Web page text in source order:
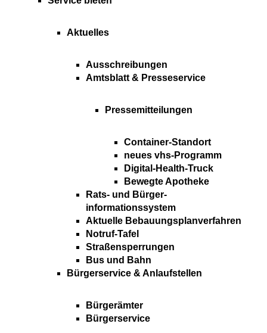
Aktuelles
Ausschreibungen
Amtsblatt & Presseservice
Pressemitteilungen
Container-Standort
neues vhs-Programm
Digital-Health-Truck
Bewegte Apotheke
Rats- und Bürger-
informationssystem
Aktuelle Bebauungsplanverfahren
Notruf-Tafel
Straßensperrungen
Bus und Bahn
Bürgerservice & Anlaufstellen
Bürgerämter
Bürgerservice